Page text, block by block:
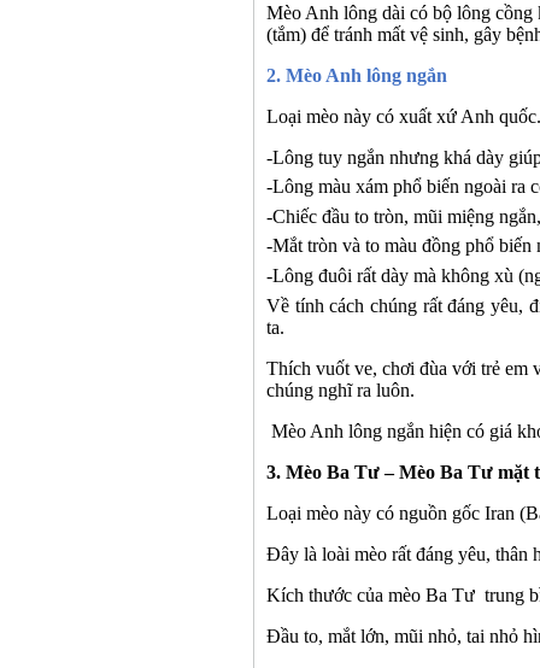
Mèo Anh lông dài có bộ lông cồng
(tắm) để tránh mất vệ sinh, gây
2. Mèo Anh lông ngắn
Loại mèo này có xuất xứ Anh quốc.
-Lông tuy ngắn nhưng khá dày
-Lông màu xám phổ biến ngoài ra
-Chiếc đầu to tròn, mũi miệng
-Mắt tròn và to màu đồng phổ biến
-Lông đuôi rất dày mà không xù
Về tính cách chúng rất đáng yêu,
ta.
Thích vuốt ve, chơi đùa với trẻ em
chúng nghĩ ra luôn.
Mèo Anh lông ngắn hiện có giá
3. Mèo Ba Tư – Mèo Ba Tư mặt
Loại mèo này có nguồn gốc Iran
Đây là loài mèo rất đáng yêu, thân
Kích thước của mèo Ba Tư trung
Đầu to, mắt lớn, mũi nhỏ, tai nhỏ